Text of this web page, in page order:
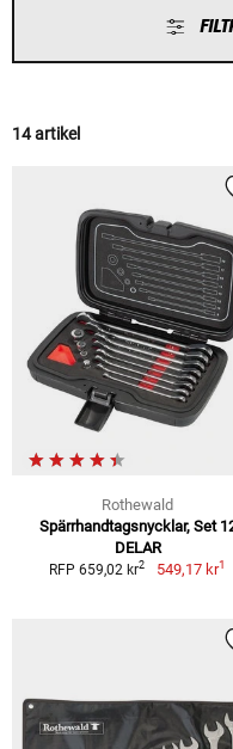
14 artikel
Rothewald
Spärrhandtagsnycklar, Set
DELAR
RFP 659,02 kr2 549,17 kr1